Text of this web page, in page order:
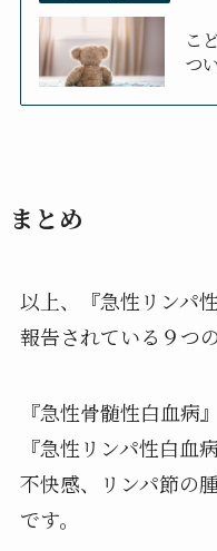
こ
つ
まとめ
以上、『急性リンパ
報告されている９つ
『急性骨髄性白血病
『急性リンパ性白血
不快感、リンパ節の
です。